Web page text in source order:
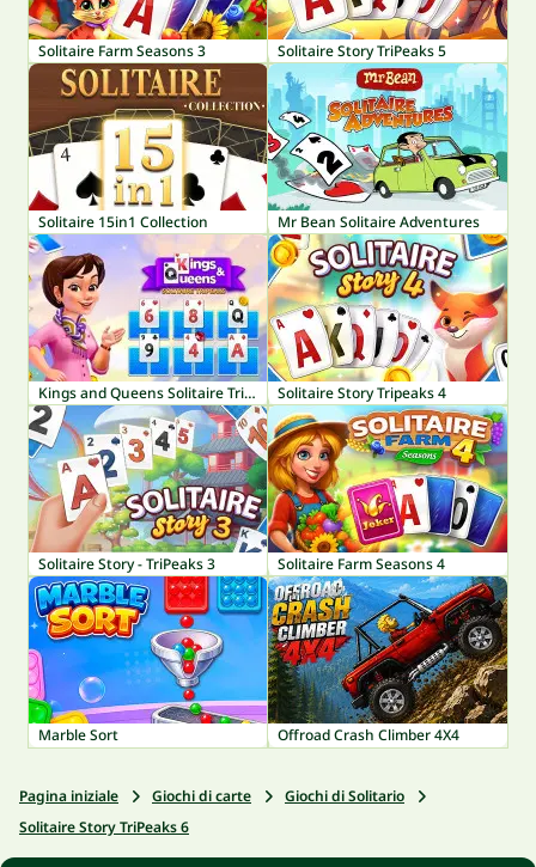
Solitaire Farm Seasons 3 Solitaire Story TriPeaks 5
Solitaire 15in1 Collection Mr Bean Solitaire Adventures
Kings and Queens Solitaire TriPeaks Solitaire Story Tripeaks 4
Solitaire Story - TriPeaks 3 Solitaire Farm Seasons 4
Marble Sort Offroad Crash Climber 4X4
Pagina iniziale Giochi di carte
Giochi di Solitario
Solitaire Story TriPeaks 6